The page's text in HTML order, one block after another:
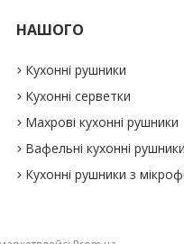
НАШОГО
Кухонні рушники
Кухонні серветки
Махрові кухонні рушники
Вафельні кухонні рушники
Кухонні рушники з